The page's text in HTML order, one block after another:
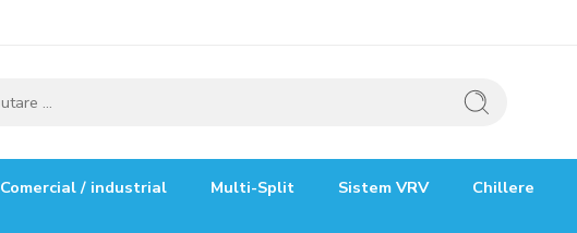
Comercial / industrial Multi-Split Sistem VRV Chillere